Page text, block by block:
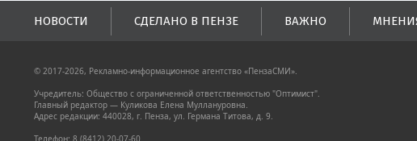
НОВОСТИ СДЕЛАНО В ПЕНЗЕ ВАЖНО
© 2017-2026, Рекламно-информационное агентство «ПензаСМИ».
Учредитель: Общество с ограниченной ответственностью "Оптимист".
Главный редактор — Куликова Елена Муллануровна.
Адрес редакции: 440028, г. Пенза, ул. Германа Титова, д. 9.
Телефон: 8 (8412) 20-07-60